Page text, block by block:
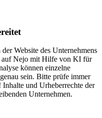
Website des Unternehmens
auf Nejo mit Hilfe von KI für
können einzelne
sein. Bitte prüfe immer
und Urheberrechte der
Unternehmen.